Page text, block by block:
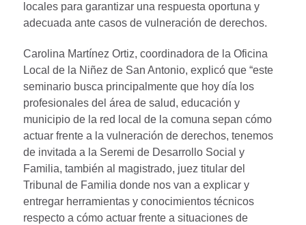
locales para garantizar una respuesta oportuna y
adecuada ante casos de vulneración de derechos.
Carolina Martínez Ortiz, coordinadora de la Oficina
Local de la Niñez de San Antonio, explicó que “este
seminario busca principalmente que hoy día los
profesionales del área de salud, educación y
municipio de la red local de la comuna sepan cómo
actuar frente a la vulneración de derechos, tenemos
de invitada a la Seremi de Desarrollo Social y
Familia, también al magistrado, juez titular del
Tribunal de Familia donde nos van a explicar y
entregar herramientas y conocimientos técnicos
respecto a cómo actuar frente a situaciones de